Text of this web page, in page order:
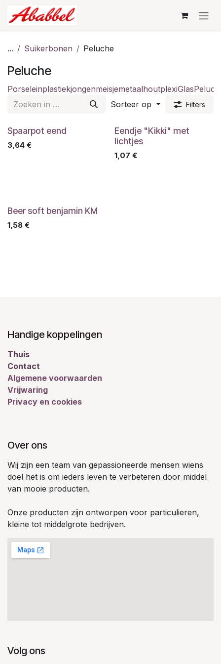
Overslaan naar inhoud
... Suikerbonen Peluche
Peluche
PorseleinplastiekjongenmeisjemetaalhoutplexiGlas
Sorteer op
Filters
Spaarpot eend
3,64 €
Eendje "Kikki" met
lichtjes
1,07 €
Beer soft benjamin KM
1,58 €
Handige koppelingen
Thuis
Contact
Algemene voorwaarden
Vrijwaring
Privacy en cookies
Over ons
Wij zijn een team van gepassioneerde mensen wiens
doel het is om ieders leven te verbeteren door middel
van mooie producten.
Onze producten zijn ontworpen voor particulieren,
kleine tot middelgrote bedrijven.
Volg ons